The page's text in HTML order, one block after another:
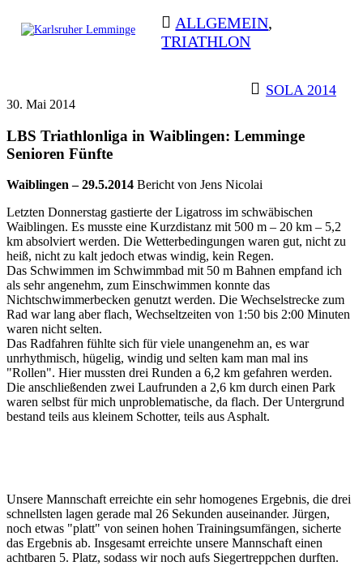
ALLGEMEIN,
TRIATHLON
BEITRAGSNAVIGATIONSOLA 2014
30. Mai 2014
LBS Triathlonliga in Waiblingen: Lemminge
Senioren Fünfte
Waiblingen – 29.5.2014 Bericht von Jens Nicolai
Letzten Donnerstag gastierte der Ligatross im schwäbischen
Waiblingen. Es musste eine Kurzdistanz mit 500 m – 20 km – 5,2
km absolviert werden. Die Wetterbedingungen waren gut, nicht zu
heiß, nicht zu kalt jedoch etwas windig, kein Regen.
Das Schwimmen im Schwimmbad mit 50 m Bahnen empfand ich
als sehr angenehm, zum Einschwimmen konnte das
Nichtschwimmerbecken genutzt werden. Die Wechselstrecke zum
Rad war lang aber flach, Wechseltzeiten von 1:50 bis 2:00 Minuten
waren nicht selten.
Das Radfahren fühlte sich für viele unangenehm an, es war
unrhythmisch, hügelig, windig und selten kam man mal ins
"Rollen". Hier mussten drei Runden a 6,2 km gefahren werden.
Die anschließenden zwei Laufrunden a 2,6 km durch einen Park
waren selbst für mich unproblematische, da flach. Der Untergrund
bestand teils aus kleinem Schotter, teils aus Asphalt.
Unsere Mannschaft erreichte ein sehr homogenes Ergebnis, die drei
schnellsten lagen gerade mal 26 Sekunden auseinander. Jürgen,
noch etwas "platt" von seinen hohen Trainingsumfängen, sicherte
das Ergebnis ab. Insgesamt erreichte unsere Mannschaft einen
achtbaren 5. Platz, sodass wir noch aufs Siegertreppchen durften.